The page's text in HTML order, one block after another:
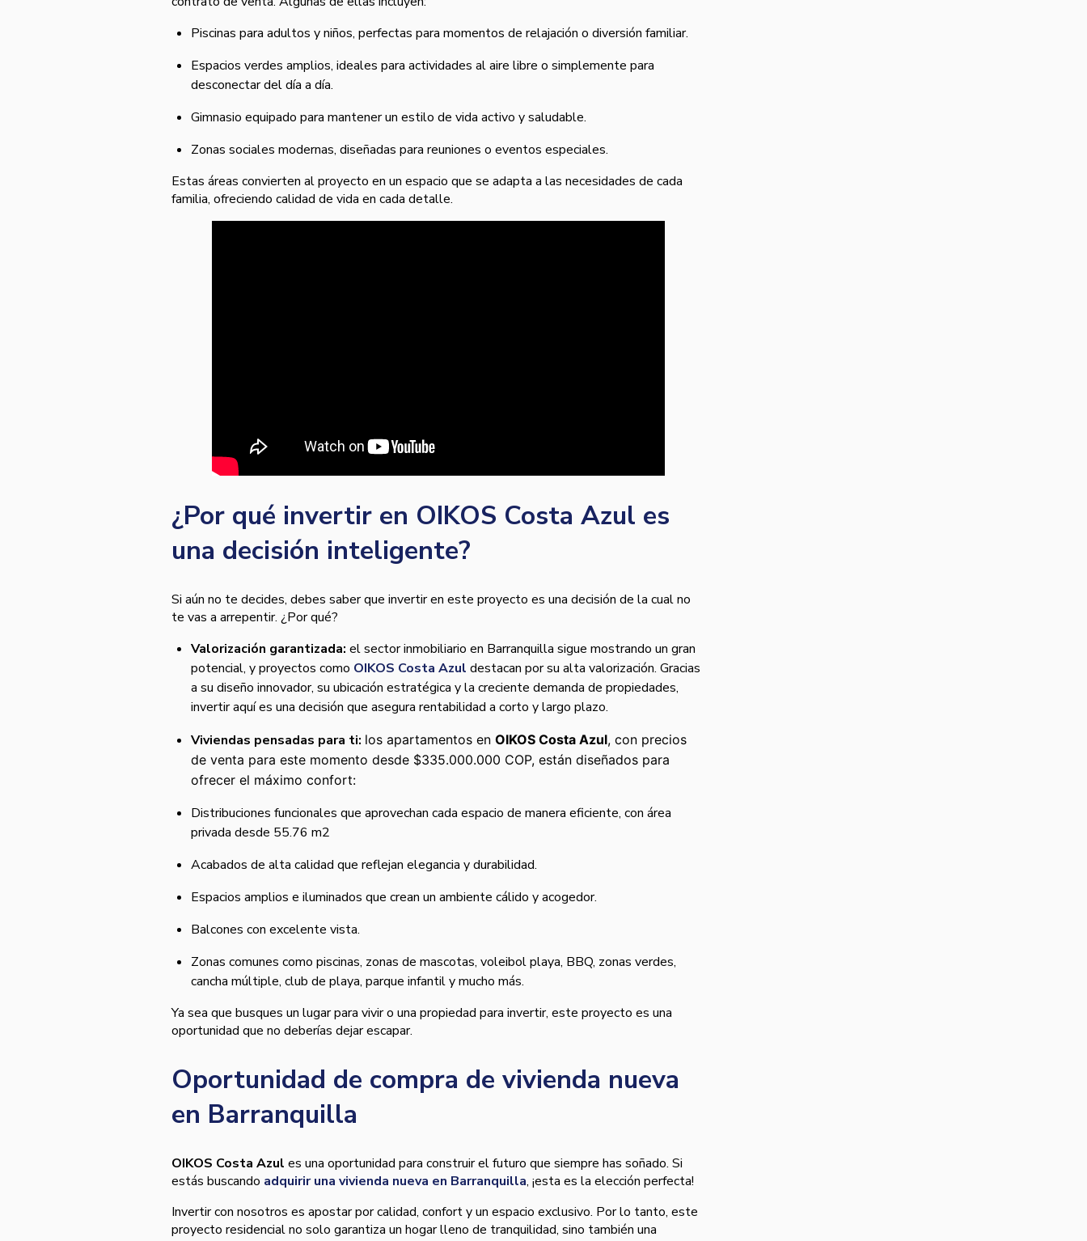
Piscinas para adultos y niños, perfectas para momentos de relajación o diversión familiar.
Espacios verdes amplios, ideales para actividades al aire libre o simplemente para
desconectar del día a día.
Gimnasio equipado para mantener un estilo de vida activo y saludable.
Zonas sociales modernas, diseñadas para reuniones o eventos especiales.
Estas áreas convierten al proyecto en un espacio que se adapta a las necesidades de cada
familia, ofreciendo calidad de vida en cada detalle.
¿Por qué invertir en OIKOS Costa Azul es
una decisión inteligente?
Si aún no te decides, debes saber que invertir en este proyecto es una decisión de la cual no
te vas a arrepentir. ¿Por qué?
Valorización garantizada: el sector inmobiliario en Barranquilla sigue mostrando un gran
potencial, y proyectos como OIKOS Costa Azul destacan por su alta valorización. Gracias
a su diseño innovador, su ubicación estratégica y la creciente demanda de propiedades,
invertir aquí es una decisión que asegura rentabilidad a corto y largo plazo.
Viviendas pensadas para ti: los apartamentos en OIKOS Costa Azul, con precios
de venta para este momento desde $335.000.000 COP, están diseñados para
ofrecer el máximo confort:
Distribuciones funcionales que aprovechan cada espacio de manera eficiente, con área
privada desde 55.76 m2
Acabados de alta calidad que reflejan elegancia y durabilidad.
Espacios amplios e iluminados que crean un ambiente cálido y acogedor.
Balcones con excelente vista.
Zonas comunes como piscinas, zonas de mascotas, voleibol playa, BBQ, zonas verdes,
cancha múltiple, club de playa, parque infantil y mucho más.
Ya sea que busques un lugar para vivir o una propiedad para invertir, este proyecto es una
oportunidad que no deberías dejar escapar.
Oportunidad de compra de vivienda nueva
en Barranquilla
OIKOS Costa Azul es una oportunidad para construir el futuro que siempre has soñado. Si
estás buscando adquirir una vivienda nueva en Barranquilla, ¡esta es la elección perfecta!
Invertir con nosotros es apostar por calidad, confort y un espacio exclusivo. Por lo tanto, este
proyecto residencial no solo garantiza un hogar lleno de tranquilidad, sino también una